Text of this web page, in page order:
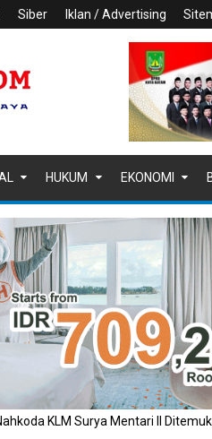
Siber Iklan / Advertising
HUKUM EKONOMI
KLM Surya Mentari II